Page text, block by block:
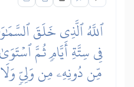
ٱللَّهُ ٱلَّذِي خَلَقَ
فِي سِتَّةِ أَيَّامٖ ثُمَّ
مِّن دُونِهِۦ مِن وَلِيّٖ